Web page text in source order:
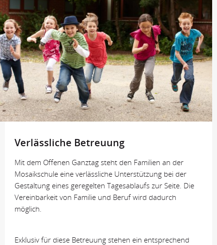
Verlässliche Betreuung
Mit dem Offenen Ganztag steht den Familien an der
Mosaikschule eine verlässliche Unterstützung bei der
Gestaltung eines geregelten Tagesablaufs zur Seite. Die
Vereinbarkeit von Familie und Beruf wird dadurch
möglich.
Exklusiv für diese Betreuung stehen ein entsprechend